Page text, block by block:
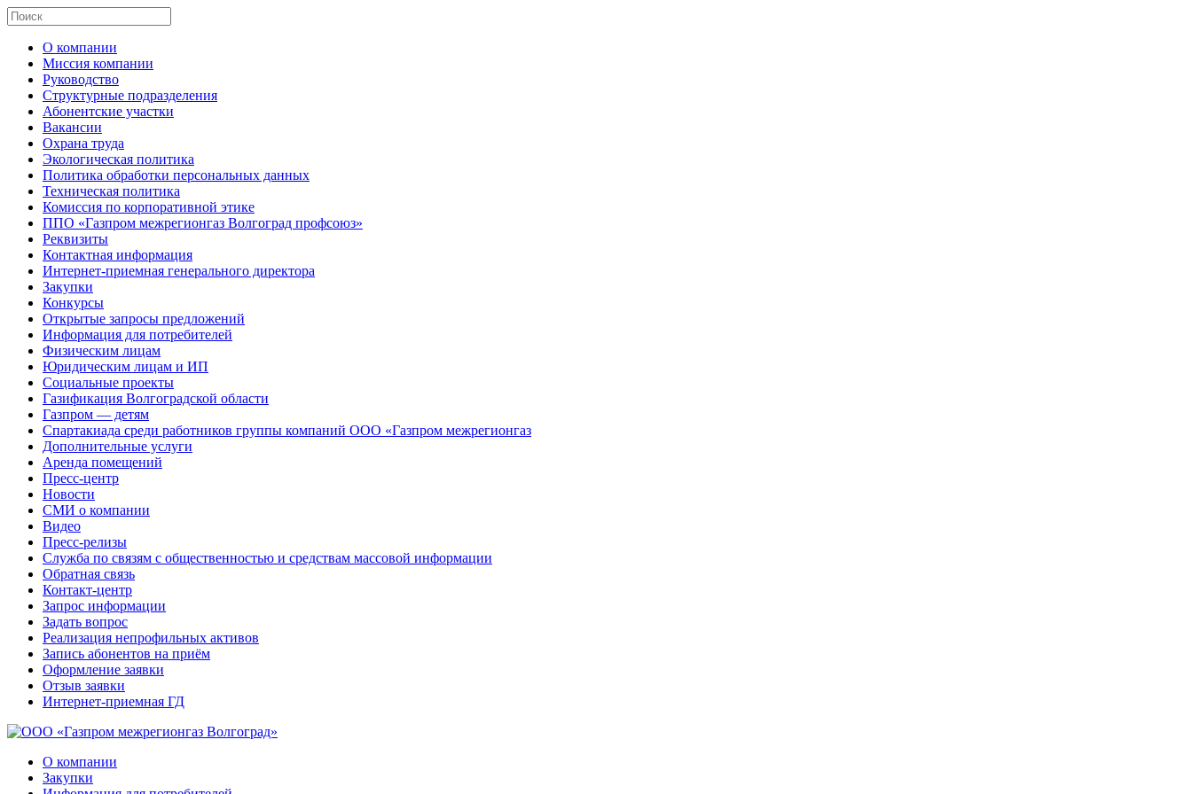
О компании
Миссия компании
Руководство
Структурные подразделения
Абонентские участки
Вакансии
Охрана труда
Экологическая политика
Политика обработки персональных данных
Техническая политика
Комиссия по корпоративной этике
ППО «Газпром межрегионгаз Волгоград профсоюз»
Реквизиты
Контактная информация
Интернет-приемная генерального директора
Закупки
Конкурсы
Открытые запросы предложений
Информация для потребителей
Физическим лицам
Юридическим лицам и ИП
Социальные проекты
Газификация Волгоградской области
Газпром — детям
Спартакиада среди работников группы компаний ООО «Газпром межрегионгаз
Дополнительные услуги
Аренда помещений
Пресс-центр
Новости
СМИ о компании
Видео
Пресс-релизы
Служба по связям с общественностью и средствам массовой информации
Обратная связь
Контакт-центр
Запрос информации
Задать вопрос
Реализация непрофильных активов
Запись абонентов на приём
Оформление заявки
Отзыв заявки
Интернет-приемная ГД
О компании
Закупки